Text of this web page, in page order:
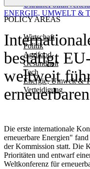
POLICY AREAS
Wirtschaft
Politik
Agrifood
Gesundheit
Tech
Energie, Umwelt &
Verteidigung
UkrainePolitik
bestätigt
weltweit
Die erste internationale
erneuerbare Energien"
der Kommission statt. Die
Prioritäten und entwarf
Weltkonferenz für
ENERGIE, UMWELT &